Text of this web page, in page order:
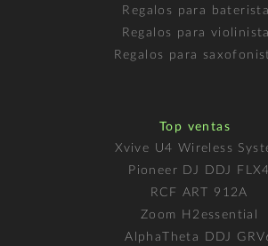
Regalos para
Regalos para
Regalos para
Top ventas
Xvive U4 Wireless
Pioneer DJ DDJ FLX4
RCF ART 912A
Zoom H2essential
AlphaTheta DDJ